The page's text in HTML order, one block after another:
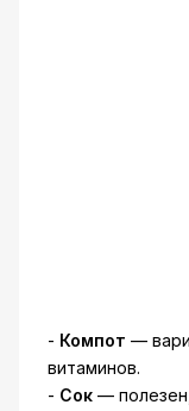
- Компот —
витаминов.
- Сок— полезен,